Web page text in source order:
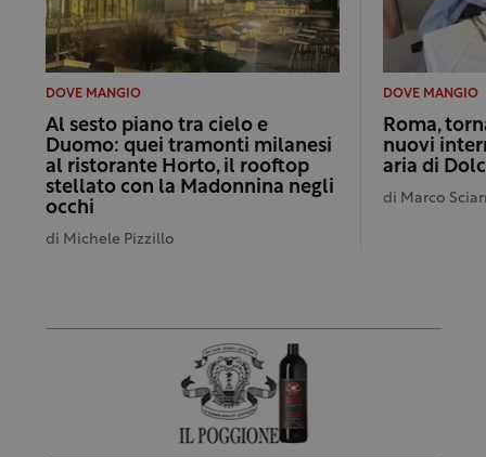
DOVE MANGIO
Al sesto piano tra cielo e
Duomo: quei tramonti milanesi
al ristorante Horto, il rooftop
stellato con la Madonnina negli
occhi
di Michele Pizzillo
DOVE MANGIO
Roma,
nuovi
aria di
di Marco